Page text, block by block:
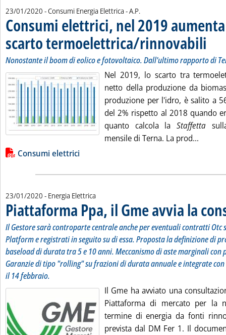
23/01/2020 - Consumi Energia Elettrica -di:
A.P.
Consumi elettrici, nel 2019
scarto termoelettrica/rinnovabili
Nonostante il boom di eolico e fotovoltaico. Dall'ultimo rapporto di
Nel 2019, lo scarto tra
netto della produzione da
produzione per l'idro, è salito a
del 2% rispetto al 2018 quando
quanto calcola laStaffetta
mensile di Terna. La prod...
Lista allegati PDF alla notizia
Consumi elettrici
23/01/2020 - Energia Elettrica
Piattaforma Ppa, il Gme avvia la
Il Gestore sarà controparte centrale anche per eventuali contratti
Platform e registrati in seguito su di essa. Proposta la definizione di
baseload di durata tra 5 e 10 anni. Meccanismo di aste marginali con
Garanzie di tipo "rolling" su frazioni di durata annuale e integrate
il 14 febbraio.
Il Gme ha avviato una
Piattaforma di mercato per la
termine di energia da fonti
prevista dal DM Fer 1. Il